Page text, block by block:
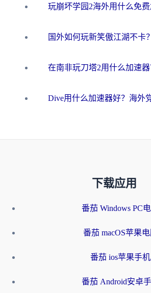
下载应用
番茄 Windows PC
番茄 macOS苹果
番茄 ios苹果手
番茄 Android安卓